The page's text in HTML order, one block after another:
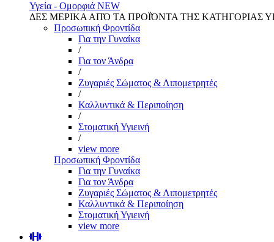
Υγεία - Ομορφιά NEW
ΔΕΣ ΜΕΡΙΚΑ ΑΠΌ ΤΑ ΠΡΟΪΌΝΤΑ ΤΗΣ ΚΑΤΗΓΟΡΙΑΣ
Προσωπική Φροντίδα
Για την Γυναίκα
/
Για τον Άνδρα
/
Ζυγαριές Σώματος & Λιπομετρητές
/
Καλλυντικά & Περιποίηση
/
Στοματική Υγιεινή
/
view more
Προσωπική Φροντίδα
Για την Γυναίκα
Για τον Άνδρα
Ζυγαριές Σώματος & Λιπομετρητές
Καλλυντικά & Περιποίηση
Στοματική Υγιεινή
view more